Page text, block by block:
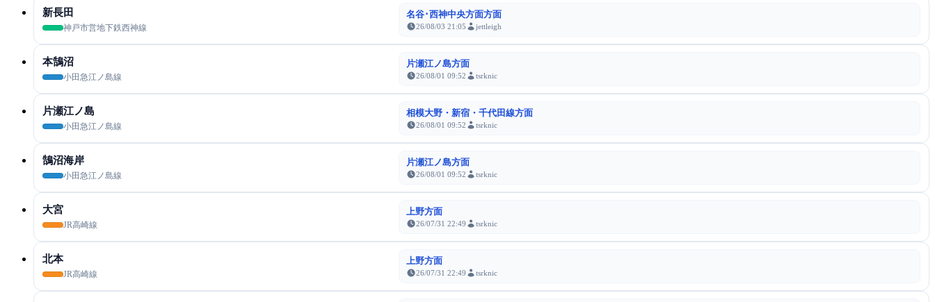
新長田
神戸市営地下鉄西神線
名谷･西神中央方面方面
26/08/03 21:05 jettleigh
本鵠沼
小田急江ノ島線
片瀬江ノ島方面
26/08/01 09:52 tsrknic
片瀬江ノ島
小田急江ノ島線
相模大野・新宿・千代田線方面
26/08/01 09:52 tsrknic
鵠沼海岸
小田急江ノ島線
片瀬江ノ島方面
26/08/01 09:52 tsrknic
大宮
JR高崎線
上野方面
26/07/31 22:49 tsrknic
北本
JR高崎線
上野方面
26/07/31 22:49 tsrknic